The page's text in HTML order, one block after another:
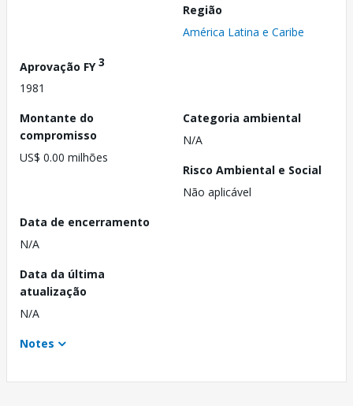
Região
América Latina e Caribe
Aprovação FY3
1981
Montante do
compromisso
US$ 0.00 milhões
Categoria ambiental
N/A
Risco Ambiental e Social
Não aplicável
Data de encerramento
N/A
Data da última
atualização
N/A
Notes